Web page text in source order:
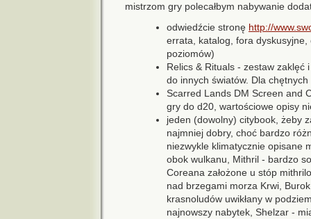
mistrzom gry polecałbym nabywanie
odwiedźcie stronę http://
errata, katalog, fora
poziomów)
Relics & Rituals - zestaw
do innych światów. Dla
Scarred Lands DM Screen and
gry do d20, wartościowe opisy
jeden (dowolny) citybook, żeby
najmniej dobry, choć bardzo
niezwykle klimatycznie opisane
obok wulkanu, Mithril - bardzo
Coreana założone u stóp
nad brzegami morza Krwi,
krasnoludów uwikłany w
najnowszy nabytek, Shelzar -